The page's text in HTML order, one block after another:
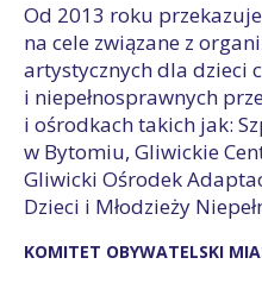
Od 2013 roku
na cele związane z
artystycznych dla dzieci
i niepełnosprawnych
i ośrodkach takich jak:
w Bytomiu, Gliwickie
Gliwicki Ośrodek
Dzieci i Młodzieży
KOMITET OBYWATELSKI